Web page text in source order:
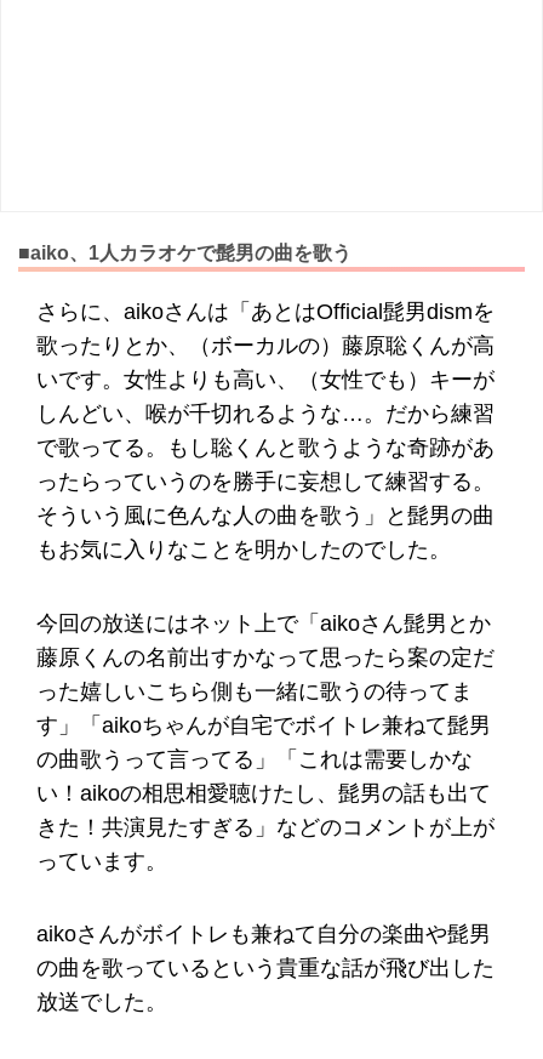
■aiko、1人カラオケで髭男の曲を歌う
さらに、aikoさんは「あとはOfficial髭男dismを
歌ったりとか、（ボーカルの）藤原聡くんが高
いです。女性よりも高い、（女性でも）キーが
しんどい、喉が千切れるような…。だから練習
で歌ってる。もし聡くんと歌うような奇跡があ
ったらっていうのを勝手に妄想して練習する。
そういう風に色んな人の曲を歌う」と髭男の曲
もお気に入りなことを明かしたのでした。
今回の放送にはネット上で「aikoさん髭男とか
藤原くんの名前出すかなって思ったら案の定だ
った嬉しいこちら側も一緒に歌うの待ってま
す」「aikoちゃんが自宅でボイトレ兼ねて髭男
の曲歌うって言ってる」「これは需要しかな
い！aikoの相思相愛聴けたし、髭男の話も出て
きた！共演見たすぎる」などのコメントが上が
っています。
aikoさんがボイトレも兼ねて自分の楽曲や髭男
の曲を歌っているという貴重な話が飛び出した
放送でした。